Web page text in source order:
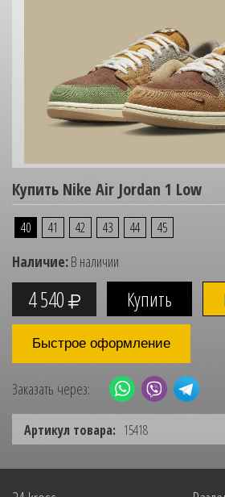
Купить Nike Air Jordan 1 Low
40 41 42 43 44 45
Наличие:В наличии
4 540
Быстрое оформление
Заказать через:
Артикул товара: 15418